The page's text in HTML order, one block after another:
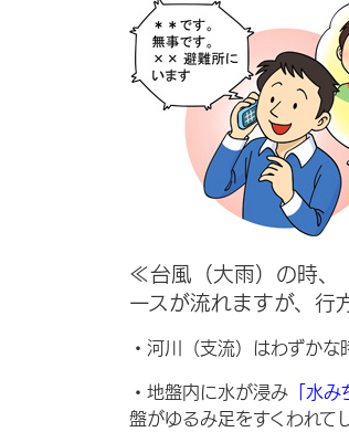
≪台風（大雨）の時、
ースが流れますが、
・河川（支流）はわずか
・地盤内に水が浸み 「水み
盤がゆるみ足をすくわれて